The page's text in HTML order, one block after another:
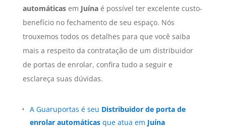
automáticasem Juínaé possível ter excelente custo-
benefício no fechamento de seu espaço. Nós
trouxemos todos os detalhes para que você saiba
mais a respeito da contratação de um distribuidor
de portas de enrolar, confira tudo a seguir e
esclareça suas dúvidas.
A Guaruportas é seu Distribuidor de porta de
enrolar automáticasque atua em Juína